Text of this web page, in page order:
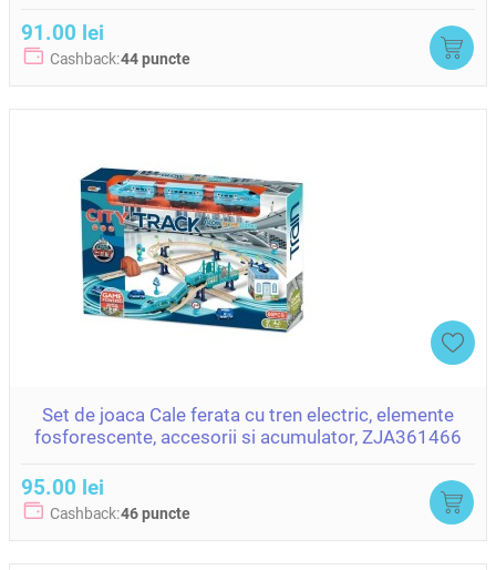
91.00 lei
Cashback:44 puncte
Set de joaca Cale ferata cu tren electric, elemente
fosforescente, accesorii si acumulator, ZJA361466
95.00 lei
Cashback:46 puncte